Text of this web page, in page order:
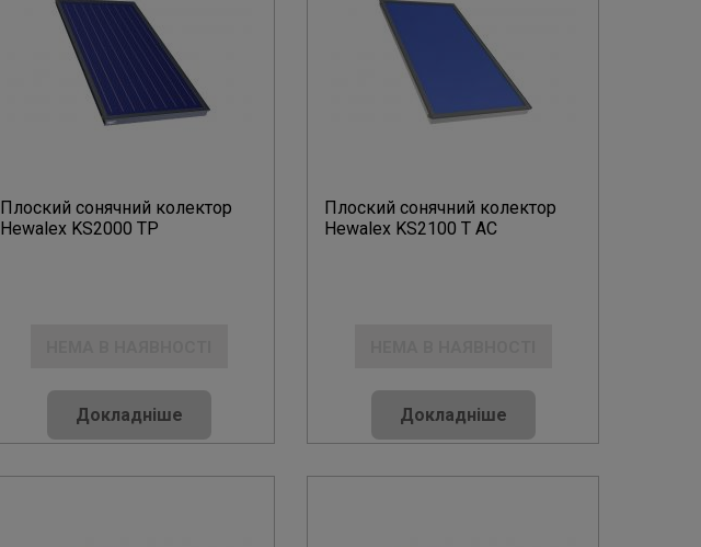
Плоский сонячний колектор
Hewalex KS2000 TP
Докладніше
Плоский сонячний колектор
Hewalex KS2100 T AC
Докладніше